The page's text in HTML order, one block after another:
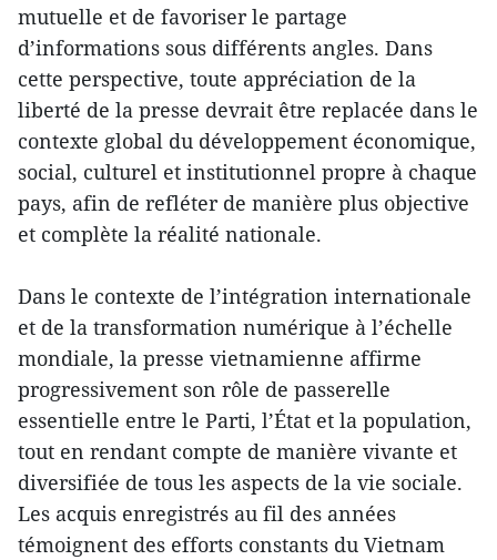
mutuelle et de favoriser le partage
d’informations sous différents angles. Dans
cette perspective, toute appréciation de la
liberté de la presse devrait être replacée dans le
contexte global du développement économique,
social, culturel et institutionnel propre à chaque
pays, afin de refléter de manière plus objective
et complète la réalité nationale.
Dans le contexte de l’intégration internationale
et de la transformation numérique à l’échelle
mondiale, la presse vietnamienne affirme
progressivement son rôle de passerelle
essentielle entre le Parti, l’État et la population,
tout en rendant compte de manière vivante et
diversifiée de tous les aspects de la vie sociale.
Les acquis enregistrés au fil des années
témoignent des efforts constants du Vietnam